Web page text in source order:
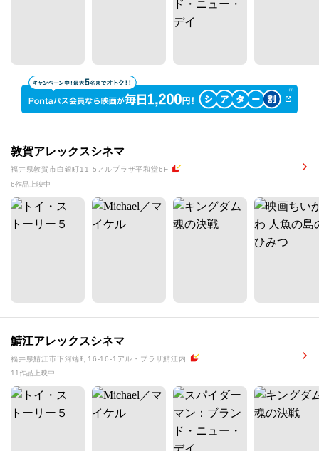
敦賀アレックスシネマ
福井県敦賀市白銀町11-5アルプラザ平和堂6F
6作品上映中
鯖江アレックスシネマ
福井県鯖江市下河端町16-16-1アル・プラザ鯖江内
11作品上映中